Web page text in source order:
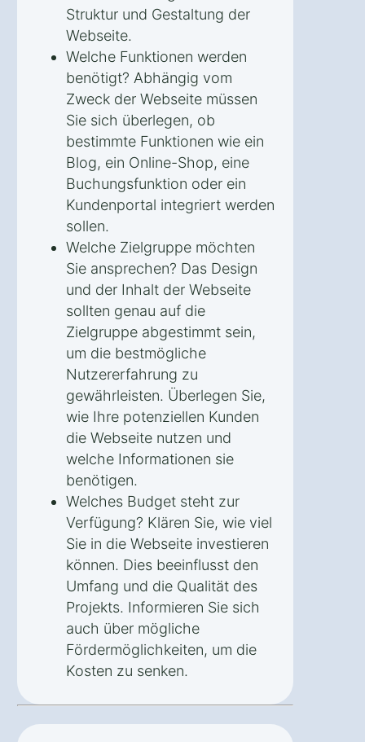
Struktur und Gestaltung der
Webseite.
Welche Funktionen werden
benötigt? Abhängig vom
Zweck der Webseite müssen
Sie sich überlegen, ob
bestimmte Funktionen wie ein
Blog, ein Online-Shop, eine
Buchungsfunktion oder ein
Kundenportal integriert werden
sollen.
Welche Zielgruppe möchten
Sie ansprechen? Das Design
und der Inhalt der Webseite
sollten genau auf die
Zielgruppe abgestimmt sein,
um die bestmögliche
Nutzererfahrung zu
gewährleisten. Überlegen Sie,
wie Ihre potenziellen Kunden
die Webseite nutzen und
welche Informationen sie
benötigen.
Welches Budget steht zur
Verfügung? Klären Sie, wie viel
Sie in die Webseite investieren
können. Dies beeinflusst den
Umfang und die Qualität des
Projekts. Informieren Sie sich
auch über mögliche
Fördermöglichkeiten, um die
Kosten zu senken.